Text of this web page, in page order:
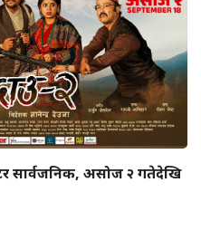
सार्वजनिक, असोज २ गतेदेखि